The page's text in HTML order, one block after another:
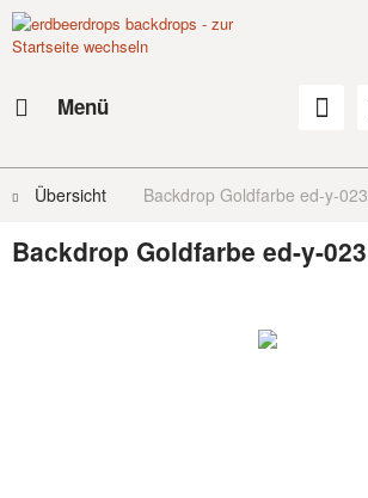
Menü
Übersicht Backdrop Goldfarbe ed-y-023
Backdrop Goldfarbe ed-y-023